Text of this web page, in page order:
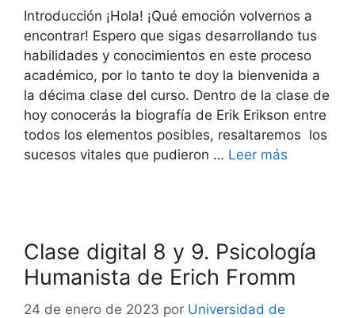
Introducción ¡Hola! ¡Qué emoción volvernos a
encontrar! Espero que sigas desarrollando tus
habilidades y conocimientos en este proceso
académico, por lo tanto te doy la bienvenida a
la décima clase del curso. Dentro de la clase de
hoy conocerás la biografía de Erik Erikson entre
todos los elementos posibles, resaltaremos los
sucesos vitales que pudieron … Leer más
Clase digital 8 y 9. Psicología
Humanista de Erich Fromm
24 de enero de 2023 por Universidad de